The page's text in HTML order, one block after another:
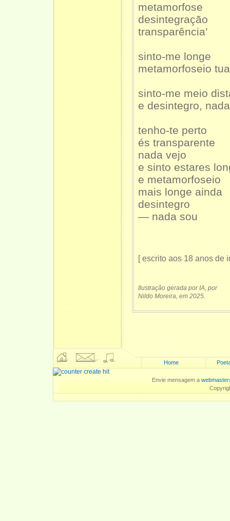
metamorfose
desintegração
transparência’
sinto-me longe
metamorfoseio
sinto-me meio
e desintegro,
tenho-te perto
és transparente
nada vejo
e sinto estares
e metamorfoseio
mais longe ainda
desintegro
— nada sou
[ escrito aos 18 anos de
Ilustração gerada por IA, por
Nildo Moreira, em 2025.
Home
Envie mensagem a